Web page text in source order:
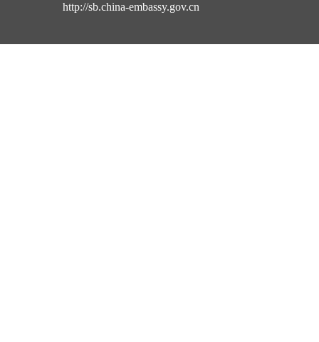
http://sb.china-embassy.gov.cn